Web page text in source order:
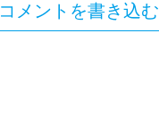
コメントを書き込む